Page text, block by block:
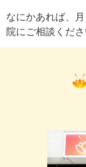
なにかあれば、
院にご相談くださ